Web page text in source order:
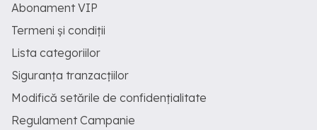
Abonament VIP
Termeni și condiții
Lista categoriilor
Siguranța tranzacțiilor
Modifică setările de confidențialitate
Regulament Campanie